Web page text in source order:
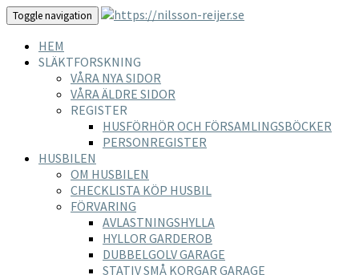
Toggle navigation
HEM
SLÄKTFORSKNING
VÅRA NYA SIDOR
VÅRA ÄLDRE SIDOR
REGISTER
HUSFÖRHÖR OCH FÖRSAMLINGSBÖCKER
PERSONREGISTER
HUSBILEN
OM HUSBILEN
CHECKLISTA KÖP HUSBIL
FÖRVARING
AVLASTNINGSHYLLA
HYLLOR GARDEROB
DUBBELGOLV GARAGE
STATIV SMÅ KORGAR GARAGE